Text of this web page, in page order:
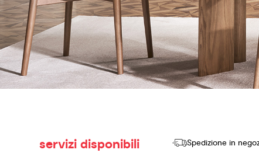
servizi disponibili Spedizione in